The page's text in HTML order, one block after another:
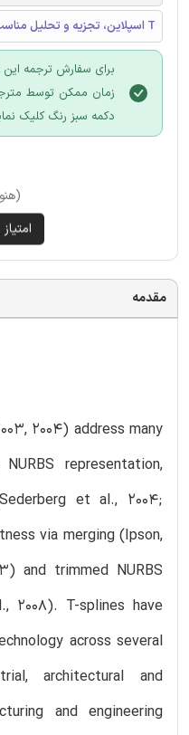
T اسپلاین، تجزیه و تحلیل مناسب Tاسپلاین، ارتفاع درجه
برای سفارش ترجمه این
زمان ممکن توسط
دکمه سبز رنگ کلیک
مقدمه
2004) address many
representation,
et al., 2004;
via merging (Ipson,
and trimmed NURBS
2008). T-splines have
across several
architectural and
and engineering